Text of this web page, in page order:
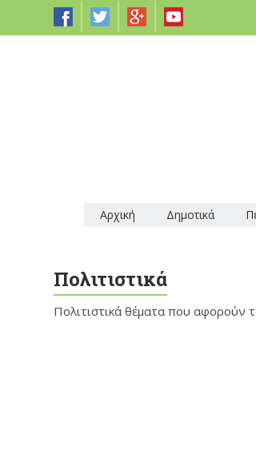
Αρχική Δημοτικά
Πολιτιστικά
Πολιτιστικά θέματα που αφορούν